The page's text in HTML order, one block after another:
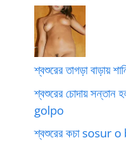
শ্বশুরের তাগড়া বাড়ায়
শ্বশুরের চোদায়
golpo
শ্বশুরের কচা